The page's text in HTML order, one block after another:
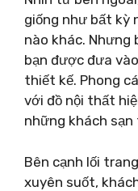
giống như bất kỳ
nào khác. Nhưng
bạn được đưa
thiết kế. Phong
với đồ nội thất
những khách
Bên cạnh lối
xuyên suốt,